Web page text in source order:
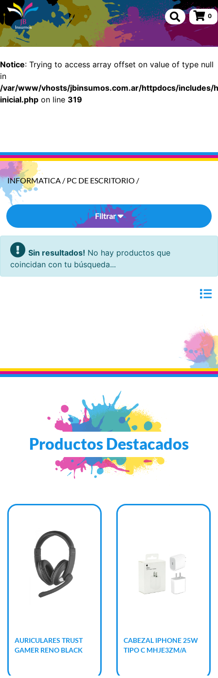
Notice: Undefined offset: 150 in
/var/www/vhosts/jbinsumos.com.ar/httpdocs/includes/
inicial.php
319
Notice: Trying to access array offset on value of type null
in
/var/www/vhosts/jbinsumos.com.ar/httpdocs/includes/
inicial.php on line 319
0
INFORMATICA / PC DE ESCRITORIO /
Filtrar
Sin resultados! No hay productos que
coincidan con tu búsqueda...
Productos Destacados
CABEZAL IPHONE 25W
TIPO C MHJE3ZM/A
CAMARA WEB
NM-WEB05 1080P C/